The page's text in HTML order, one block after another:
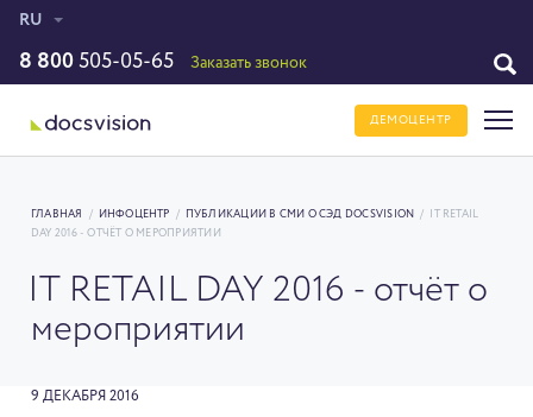
RU
8 800 505-05-65 Заказать звонок
ДЕМОЦЕНТР
ГЛАВНАЯ / ИНФОЦЕНТР / ПУБЛИКАЦИИ В СМИ О СЭД DOCSVISION /
IT RETAIL
DAY 2016 - ОТЧЁТ О МЕРОПРИЯТИИ
IT RETAIL DAY 2016 - отчёт о
мероприятии
9 ДЕКАБРЯ 2016